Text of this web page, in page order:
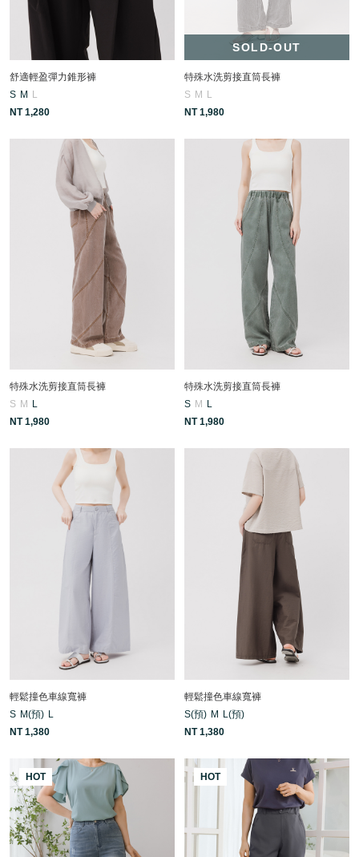
舒適輕盈彈力錐形褲
S M L
NT 1,280
SOLD-OUT
特殊水洗剪接直筒長褲
S M L
NT 1,980
特殊水洗剪接直筒長褲
S M
L
NT 1,980
特殊水洗剪接直筒長褲
S M
L
NT 1,980
輕鬆撞色車線寬褲
S M(預) L
NT 1,380
輕鬆撞色車線寬褲
S(預) M L(預)
NT 1,380
HOT HOT